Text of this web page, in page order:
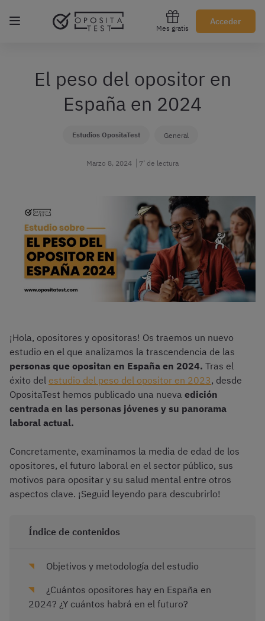
Mes gratis
Acceder
Regístrate gratis
El peso del opositor en
España en 2024
Estudios OpositaTest General
Marzo 8, 2024 7’ de lectura
¡Hola, opositores y opositoras! Os traemos un nuevo
estudio en el que analizamos la trascendencia de las
personas que opositan en España en 2024. Tras el
éxito del estudio del peso del opositor en 2023, desde
OpositaTest hemos publicado una nueva edición
centrada en las personas jóvenes y su panorama
laboral actual.
Concretamente, examinamos la media de edad de los
opositores, el futuro laboral en el sector público, sus
motivos para opositar y su salud mental entre otros
aspectos clave. ¡Seguid leyendo para descubrirlo!
Índice de contenidos
Objetivos y metodología del estudio
¿Cuántos opositores hay en España en
2024? ¿Y cuántos habrá en el futuro?